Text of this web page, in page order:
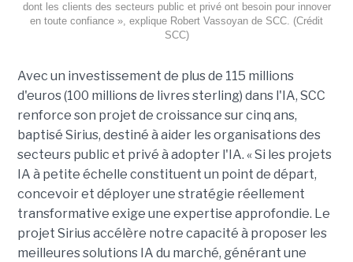
dont les clients des secteurs public et privé ont besoin pour innover
en toute confiance », explique Robert Vassoyan de SCC. (Crédit
SCC)
Avec un investissement de plus de 115 millions
d'euros (100 millions de livres sterling) dans l'IA, SCC
renforce son projet de croissance sur cinq ans,
baptisé Sirius, destiné à aider les organisations des
secteurs public et privé à adopter l'IA. « Si les projets
IA à petite échelle constituent un point de départ,
concevoir et déployer une stratégie réellement
transformative exige une expertise approfondie. Le
projet Sirius accélère notre capacité à proposer les
meilleures solutions IA du marché, générant une